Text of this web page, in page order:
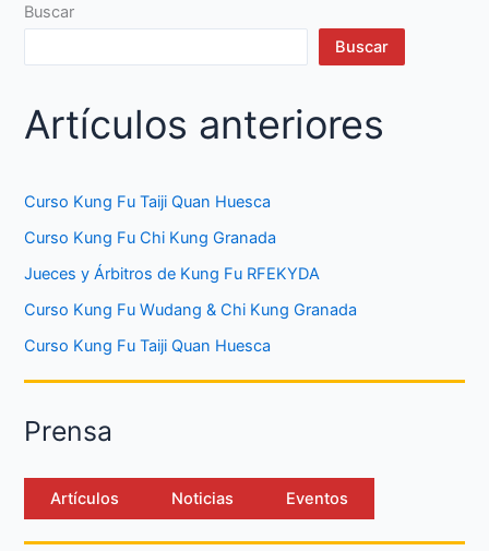
Buscar
Buscar
Artículos anteriores
Curso Kung Fu Taiji Quan Huesca
Curso Kung Fu Chi Kung Granada
Jueces y Árbitros de Kung Fu RFEKYDA
Curso Kung Fu Wudang & Chi Kung Granada
Curso Kung Fu Taiji Quan Huesca
Prensa
Artículos Noticias Eventos